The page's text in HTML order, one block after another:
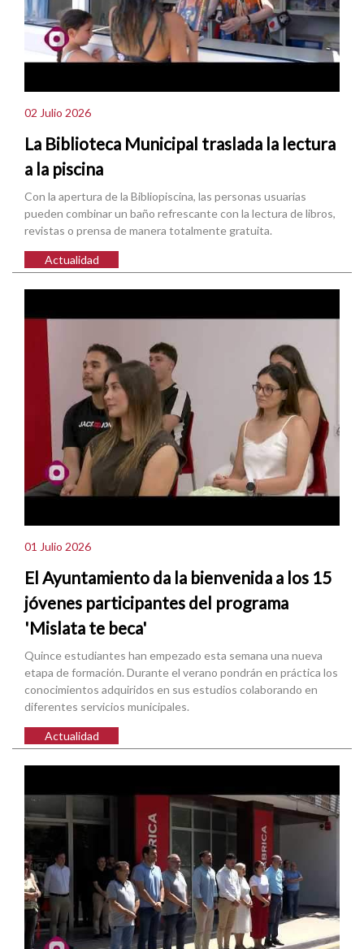
02 Julio 2026
La Biblioteca Municipal traslada la lectura
a la piscina
Con la apertura de la Bibliopiscina, las personas usuarias
pueden combinar un baño refrescante con la lectura de libros,
revistas o prensa de manera totalmente gratuita.
Actualidad
01 Julio 2026
El Ayuntamiento da la bienvenida a los 15
jóvenes participantes del programa
'Mislata te beca'
Quince estudiantes han empezado esta semana una nueva
etapa de formación. Durante el verano pondrán en práctica los
conocimientos adquiridos en sus estudios colaborando en
diferentes servicios municipales.
Actualidad